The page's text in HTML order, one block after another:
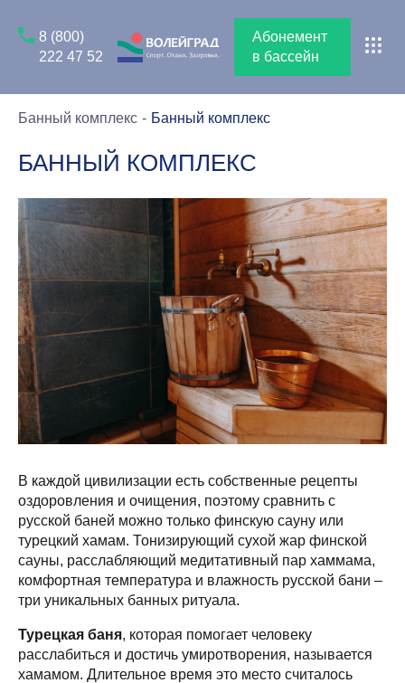
8 (800)
222 47 52
Абонемент
в бассейн
Банный комплекс Банный комплекс
БАННЫЙ КОМПЛЕКС
В каждой цивилизации есть собственные рецепты
оздоровления и очищения, поэтому сравнить с
русской баней можно только финскую сауну или
турецкий хамам. Тонизирующий сухой жар финской
сауны, расслабляющий медитативный пар хаммама,
комфортная температура и влажность русской бани –
три уникальных банных ритуала.
Турецкая баня, которая помогает человеку
расслабиться и достичь умиротворения, называется
хамамом. Длительное время это место считалось